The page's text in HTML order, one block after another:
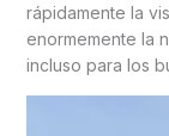
rápidamente la
enormemente la
incluso para los